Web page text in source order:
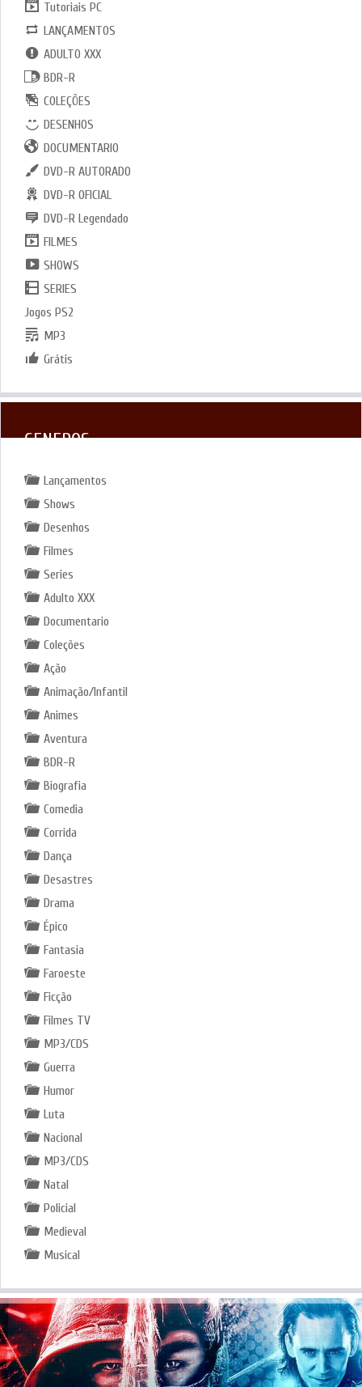
Tutoriais PC
LANÇAMENTOS
ADULTO XXX
BDR-R
COLEÇÕES
DESENHOS
DOCUMENTARIO
DVD-R AUTORADO
DVD-R OFICIAL
DVD-R Legendado
FILMES
SHOWS
SERIES
Jogos PS2
MP3
Grátis
GENEROS
Lançamentos
Shows
Desenhos
Filmes
Series
Adulto XXX
Documentario
Coleções
Ação
Animação/Infantil
Animes
Aventura
BDR-R
Biografia
Comedia
Corrida
Dança
Desastres
Drama
Épico
Fantasia
Faroeste
Ficção
Filmes TV
MP3/CDS
Guerra
Humor
Luta
Nacional
MP3/CDS
Natal
Policial
Medieval
Musical